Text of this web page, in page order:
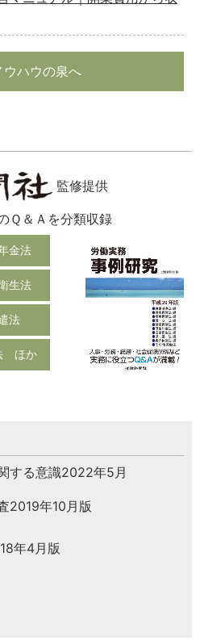
ウハウの泉へ
監修提供
Ｑ＆Ａを分類収録
金法
生法
法
ほか
する意識2022年5月
2019年10月版
年4月版